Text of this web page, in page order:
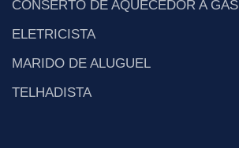
CONSERTO DE AQUECEDOR A GÁS
ELETRICISTA
MARIDO DE ALUGUEL
TELHADISTA